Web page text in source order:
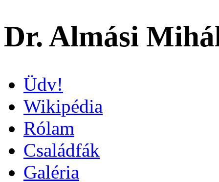
Dr. Almási
Üdv!
Wikipédia
Rólam
Családfák
Galéria